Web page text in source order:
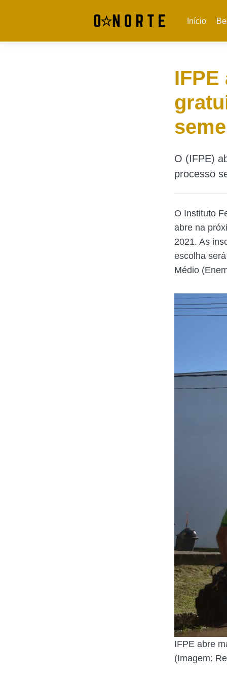
Início
IFPE
O (IFPE)
processo
O Instituto
abre na
2021. As
escolha
Médio
IFPE abre
(Imagem: